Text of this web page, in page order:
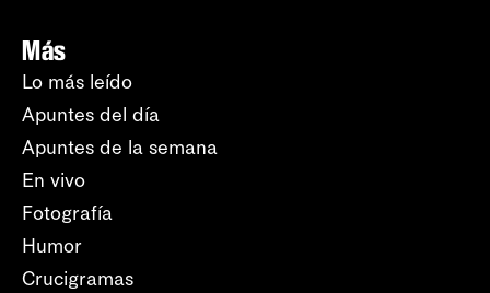
Más
Lo más leído
Apuntes del día
Apuntes de la semana
En vivo
Fotografía
Humor
Crucigramas